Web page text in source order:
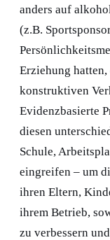
anders auf
(z.B.
Erziehung
konstruktiven
Evidenzbasierte
diesen
Schule,
eingreifen – um
ihren Eltern,
ihrem Betrieb,
zu verbessern